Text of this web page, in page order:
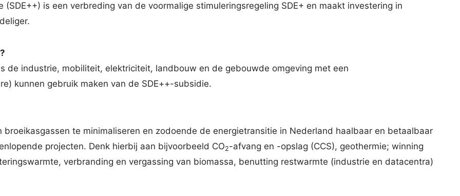
is een verbreding van de voormalige stimuleringsregeling SDE+ en maakt investering in
de industrie, mobiliteit, elektriciteit, landbouw en de gebouwde omgeving met een
kunnen gebruik maken van de SDE++-subsidie.
te minimaliseren en zodoende de energietransitie in Nederland haalbaar en betaalbaar
projecten. Denk hierbij aan bijvoorbeeld CO2-afvang en -opslag (CCS), geothermie; winning
verbranding en vergassing van biomassa, benutting restwarmte (industrie en datacentra)